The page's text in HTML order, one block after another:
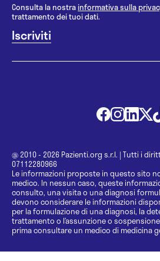
Consulta la nostrainformativa sulla
trattamento dei tuoi dati.
@ 2010 - 2026 Pazienti.org s.r.l. | Tutti i
07112280966
Le informazioni proposte in questo sito
medico. In nessun caso, queste
consulto, una visita o una diagnosi
devono considerare le informazioni
per la formulazione di una diagnosi, la
trattamento o l’assunzione o
prima consultare un medico di medicina